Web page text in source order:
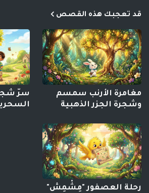
قد تعجبك هذه القصص
مغامرة الأرنب سمسم
وشجرة الجزر الذهبية
سرّ
رحلة العصفور "مِشْمِش"